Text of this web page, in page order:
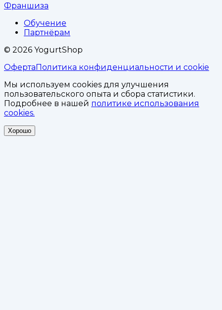
Франшиза
Обучение
Партнёрам
© 2026 YogurtShop
ОфертаПолитика конфиденциальности и cookie
Мы используем cookies для улучшения
пользовательского опыта и сбора статистики.
Подробнее в нашей политике использования
cookies.
Хорошо